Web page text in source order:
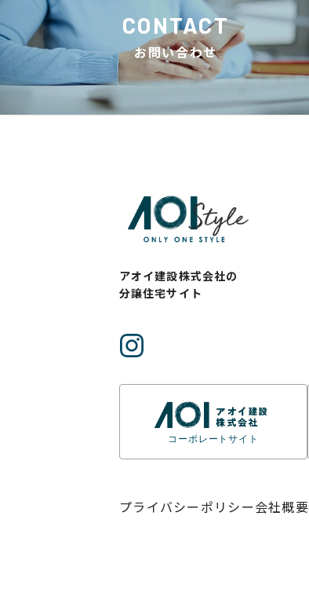
CONTACT
お問い合わせ
アオイ建設株式会社の
分譲住宅サイト
コーポレートサイト
プライバシーポリシー会社概要